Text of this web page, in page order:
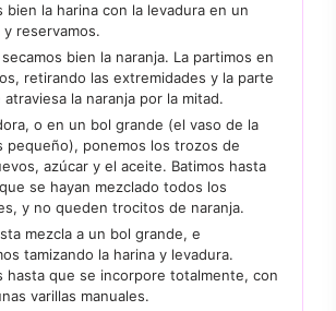
bien la harina con la levadura en un
reservamos.
bien la naranja. La partimos en
retirando las extremidades y la parte
atraviesa la naranja por la mitad.
o en un bol grande (el vaso de la
pequeño), ponemos los trozos de
azúcar y el aceite. Batimos hasta
se hayan mezclado todos los
y no queden trocitos de naranja.
mezcla a un bol grande, e
tamizando la harina y levadura.
hasta que se incorpore totalmente, con
varillas manuales.